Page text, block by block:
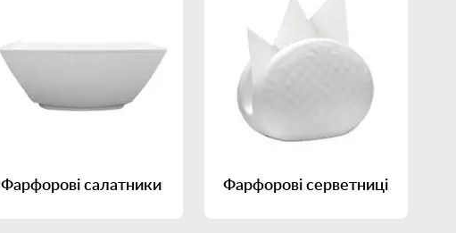
Фарфорові салатники Фарфорові серветниці